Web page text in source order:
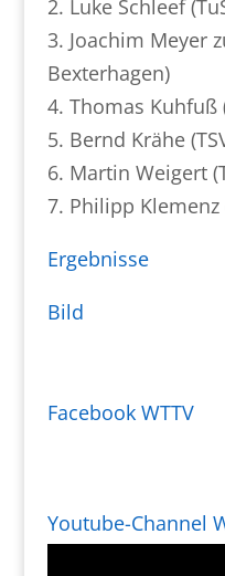
2. Luke Schleef
3. Joachim Meyer
Bexterhagen)
4. Thomas Kuhfuß
5. Bernd Krähe
6. Martin Weigert
7. Philipp Klemenz
Ergebnisse
Bild
Facebook WTTV
Youtube-Channel